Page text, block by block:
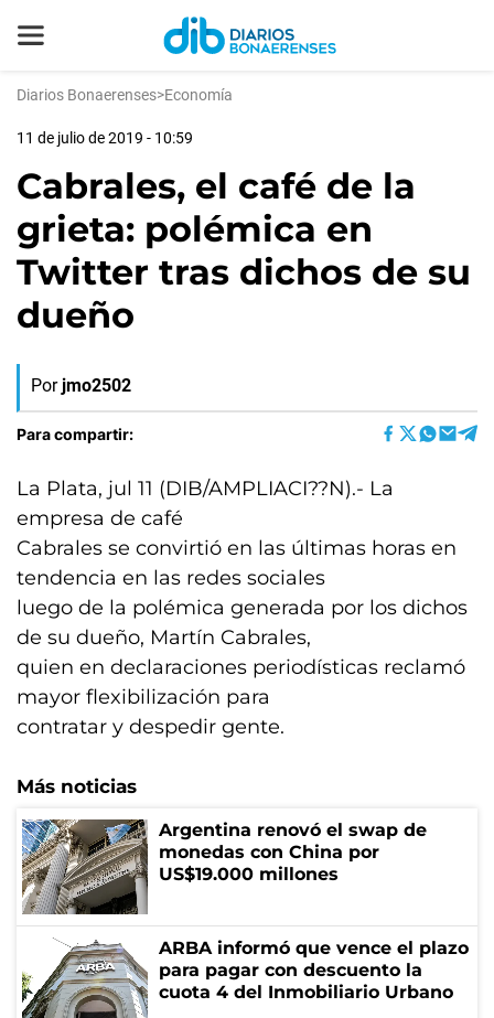
Diarios Bonaerenses>Economía
11 de julio de 2019 - 10:59
Cabrales, el café de la
grieta: polémica en
Twitter tras dichos de su
dueño
Por jmo2502
Para compartir:
La Plata, jul 11 (DIB/AMPLIACI??N).- La
empresa de café
Cabrales se convirtió en las últimas horas en
tendencia en las redes sociales
luego de la polémica generada por los dichos
de su dueño, Martín Cabrales,
quien en declaraciones periodísticas reclamó
mayor flexibilización para
contratar y despedir gente.
Más noticias
Argentina renovó el swap de
monedas con China por
US$19.000 millones
ARBA informó que vence el plazo
para pagar con descuento la
cuota 4 del Inmobiliario Urbano